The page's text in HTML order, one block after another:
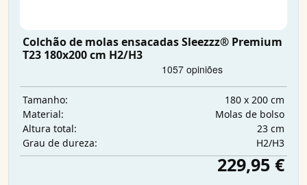
Colchão de molas ensacadas Sleezzz® Premium
T23 180x200 cm H2/H3
Tamanho:
180 x 200 cm
Material:
Molas de bolso
Altura total:
23 cm
Grau de dureza:
H2/H3
229,95 €